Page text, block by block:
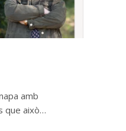
amb
que això…